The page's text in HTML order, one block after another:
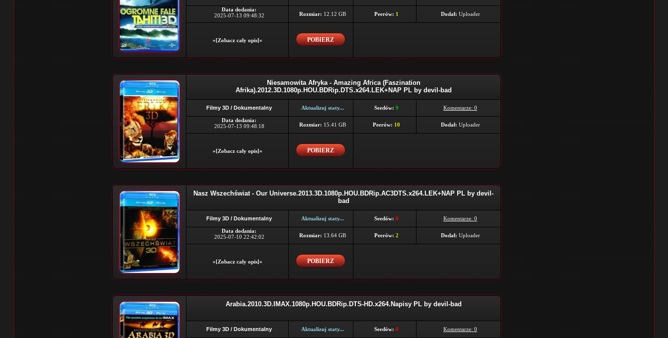
Data dodania:
2025-07-13 09:48:32
Rozmiar: 12.12 GB Peerów: 1 Dodał: Uploader
»[Zobacz cały opis]« POBIERZ
Niesamowita Afryka - Amazing Africa (Faszination
Afrika).2012.3D.1080p.HOU.BDRip.DTS.x264.LEK+NAP PL by devil-bad
Filmy 3D / Dokumentalny Aktualizuj staty... Seedów: 9 Komentarze: 0
Data dodania:
2025-07-13 09:48:18
Rozmiar: 15.41 GB Peerów: 10 Dodał: Uploader
»[Zobacz cały opis]« POBIERZ
Nasz Wszechświat - Our Universe.2013.3D.1080p.HOU.BDRip.AC3DTS.x264.LEK+NAP PL by devil-
bad
Filmy 3D / Dokumentalny Aktualizuj staty... Seedów: 0 Komentarze: 0
Data dodania:
2025-07-10 22:42:02
Rozmiar: 13.64 GB Peerów: 2 Dodał: Uploader
»[Zobacz cały opis]« POBIERZ
Arabia.2010.3D.IMAX.1080p.HOU.BDRip.DTS-HD.x264.Napisy PL by devil-bad
Filmy 3D / Dokumentalny Aktualizuj staty... Seedów: 0 Komentarze: 0